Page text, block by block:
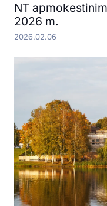
NT
2026 m.
2026.02.06